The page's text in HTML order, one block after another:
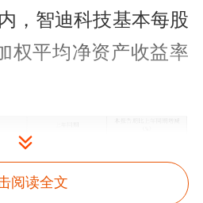
，智迪科技基本每股
权平均净资产收益率
阅读全文